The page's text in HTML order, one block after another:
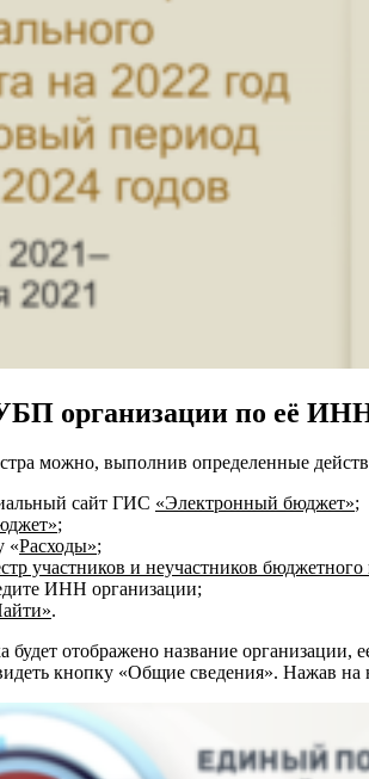
организации по её
можно, выполнив определенные
сайт ГИС «Электронный бюджет»;
;
«Расходы»;
участников и неучастников бюджетного
ИНН организации;
.
будет отображено название
кнопку «Общие сведения». Нажав